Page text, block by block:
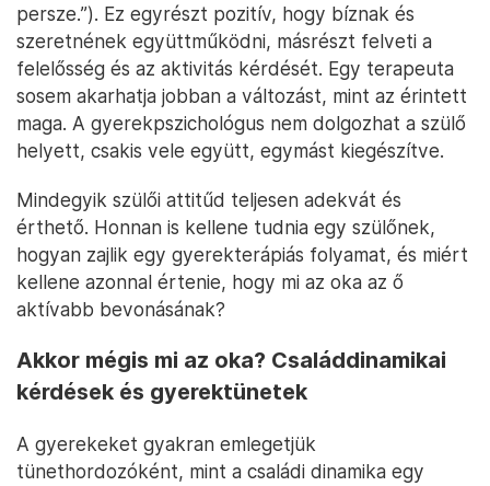
persze.”). Ez egyrészt pozitív, hogy bíznak és
szeretnének együttműködni, másrészt felveti a
felelősség és az aktivitás kérdését. Egy terapeuta
sosem akarhatja jobban a változást, mint az érintett
maga. A gyerekpszichológus nem dolgozhat a szülő
helyett, csakis vele együtt, egymást kiegészítve.
Mindegyik szülői attitűd teljesen adekvát és
érthető. Honnan is kellene tudnia egy szülőnek,
hogyan zajlik egy gyerekterápiás folyamat, és miért
kellene azonnal értenie, hogy mi az oka az ő
aktívabb bevonásának?
Akkor mégis mi az oka? Családdinamikai
kérdések és gyerektünetek
A gyerekeket gyakran emlegetjük
tünethordozóként, mint a családi dinamika egy